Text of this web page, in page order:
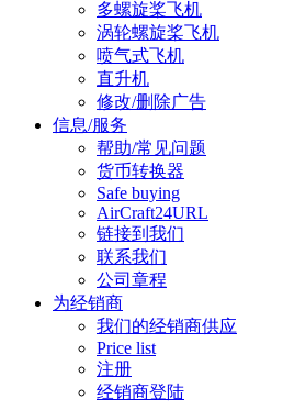
多螺旋桨飞机
涡轮螺旋桨飞机
喷气式飞机
直升机
修改/删除广告
信息/服务
帮助/常见问题
货币转换器
Safe buying
AirCraft24URL
链接到我们
联系我们
公司章程
为经销商
我们的经销商供应
Price list
注册
经销商登陆